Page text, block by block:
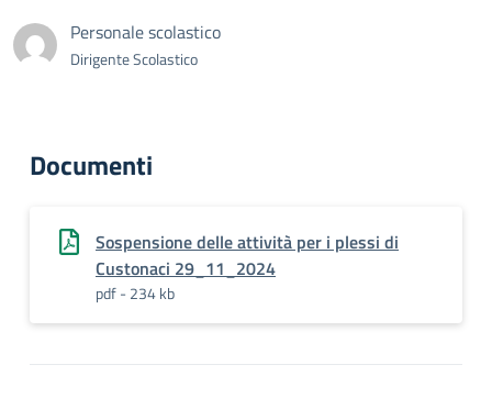
Personale scolastico
Dirigente Scolastico
Documenti
Sospensione delle attività per i plessi di
Custonaci 29_11_2024
pdf - 234 kb